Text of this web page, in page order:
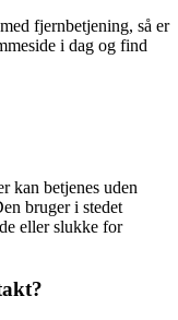
fjernbetjening, så er
i dag og find
kan betjenes uden
bruger i stedet
eller slukke for